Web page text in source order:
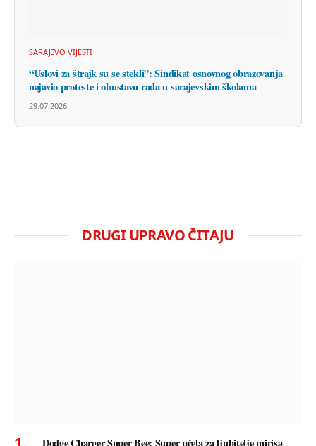
SARAJEVO VIJESTI
“Uslovi za štrajk su se stekli”: Sindikat osnovnog obrazovanja
najavio proteste i obustavu rada u sarajevskim školama
29.07.2026
DRUGI UPRAVO ČITAJU
Dodge Charger Super Bee: Super pčela za ljubitelje mirisa